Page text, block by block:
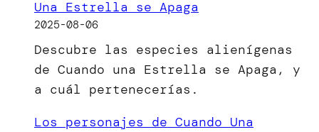
Una Estrella se Apaga
2025-08-06
Descubre las especies alienígenas
de Cuando una Estrella se Apaga, y
a cuál pertenecerías.
Los personajes de Cuando Una